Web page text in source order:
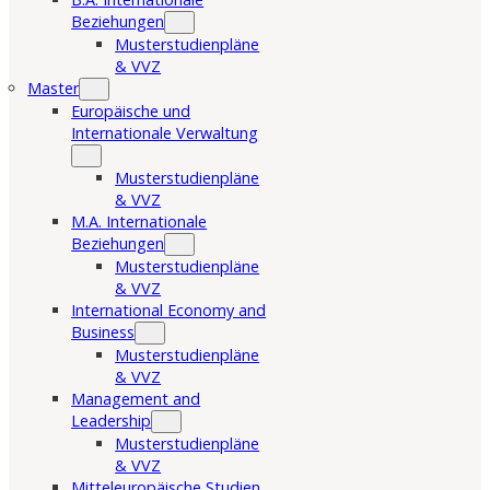
Beziehungen
Musterstudienpläne
& VVZ
Master
Europäische und
Internationale Verwaltung
Musterstudienpläne
& VVZ
M.A. Internationale
Beziehungen
Musterstudienpläne
& VVZ
International Economy and
Business
Musterstudienpläne
& VVZ
Management and
Leadership
Musterstudienpläne
& VVZ